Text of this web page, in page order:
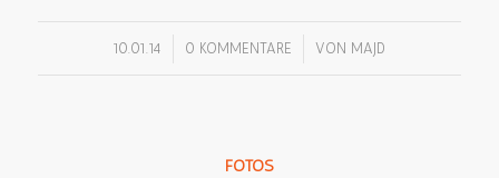
10.01.14 0 KOMMENTARE
/ VON MAJD
FOTOS